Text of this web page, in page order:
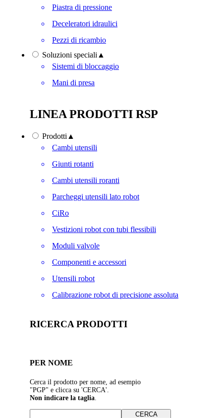
Piastra di pressione
Deceleratori idraulici
Pezzi di ricambio
Soluzioni speciali ▲
Sistemi di bloccaggio
Mani di presa
LINEA PRODOTTI RSP
Prodotti ▲
Cambi utensili
Giunti rotanti
Cambi utensili roranti
Parcheggi utensili lato robot
CiRo
Vestizioni robot con tubi flessibili
Moduli valvole
Componenti e accessori
Utensili robot
Calibrazione robot di precisione assoluta
RICERCA PRODOTTI
PER NOME
Cerca il prodotto per nome, ad esempio
"PGP" e clicca su 'CERCA'.
Non indicare la taglia